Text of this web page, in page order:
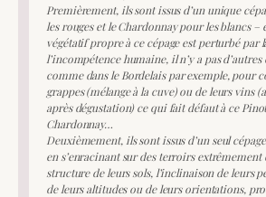
Premièrement, ils sont issus d’un unique
les rouges et le Chardonnay pour les blancs –
végétatif propre à ce cépage est perturbé par
l’incompétence humaine, il n’y a pas d’autres
comme dans le Bordelais par exemple, pour
grappes (mélange à la cuve) ou de leurs vins
après dégustation) ce qui fait défaut à ce
Chardonnay…
Deuxièmement, ils sont issus d’un seul
en s’enracinant sur des terroirs
structure de leurs sols, l’inclinaison de leurs
de leurs altitudes ou de leurs orientations,